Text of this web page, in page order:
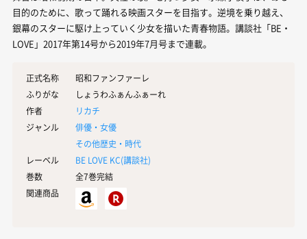
目的のために、歌って踊れる映画スターを目指す。逆境を乗り越え、
銀幕のスターに駆け上っていく少女を描いた青春物語。講談社「BE・
LOVE」2017年第14号から2019年7月号まで連載。
正式名称
昭和ファンファーレ
ふりがな
しょうわふぁんふぁーれ
作者
リカチ
ジャンル
俳優・女優
その他歴史・時代
レーベル
BE LOVE KC(講談社)
巻数
全7巻完結
関連商品